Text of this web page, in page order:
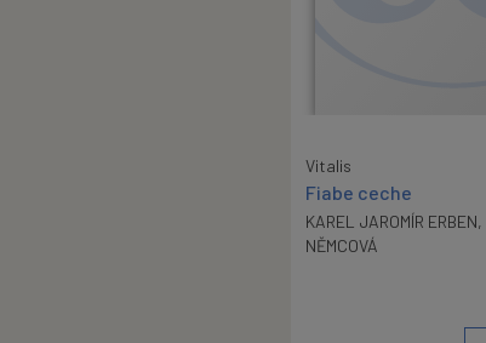
Vitalis
Fiabe ceche
KAREL JAROMÍR ERBEN,
NĚMCOVÁ